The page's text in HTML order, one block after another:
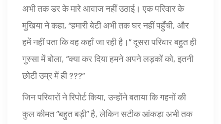
अभी तक डर के मारे आवाज नहीं उठाई। एक परिवार के
मुखिया ने कहा, “हमारी बेटी अभी तक घर नहीं पहुँची, और
हमें नहीं पता कि वह कहाँ जा रही है।” दूसरा परिवार बहुत ही
गुस्सा में बोला, “क्या कर दिया हमने अपने लड़कों को, इतनी
छोटी उम्र में ही ???”
जिन परिवारों ने रिपोर्ट किया, उन्होंने बताया कि गहनों की
कुल कीमत “बहुत बड़ी” है, लेकिन सटीक आंकड़ा अभी तक